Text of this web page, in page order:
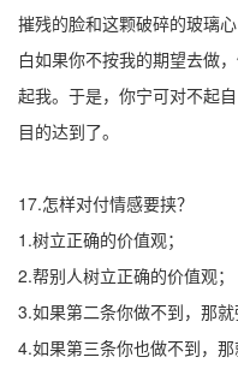
摧残的脸和这颗破碎的玻璃
白如果你不按我的期望去做
起我。于是，你宁可对不起
目的达到了。
17.怎样对付情感要挟？
1.树立正确的价值观；
2.帮别人树立正确的价值观；
3.如果第二条你做不到，那
4.如果第三条你也做不到，